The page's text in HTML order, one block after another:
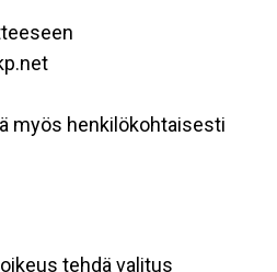
myös henkilökohtaisesti
tehdä valitus